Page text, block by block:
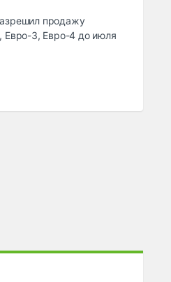
продажу
Евро-3, Евро-4 до июля